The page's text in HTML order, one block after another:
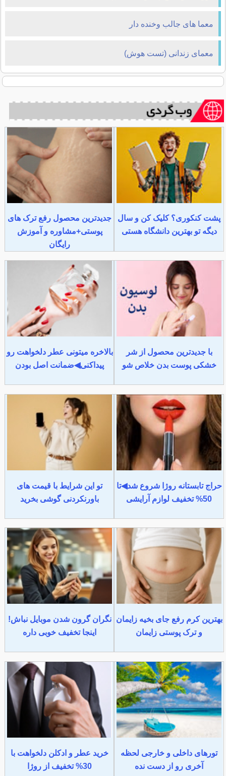
معما های جالب وخنده دار
معمای زندانی (تست هوش)
پشت کنکوری؟ کلیک کن و سال
دیگه تو بهترین دانشگاه هستی
جدیدترین محصول رفع ترک های
پوستی+مشاوره و آموزش
رایگان
با جدیدترین محصول از شر
خشکی پوست بدن خلاص شو
بالاخره میتونی عطر دلخواهت رو
پیداکنی◀ضمانت اصل بودن
حراج تابستانه روژا شروع شد◀تا
50% تخفیف لوازم آرایشی
تو این شرایط با قیمت های
باورنکردنی گوشی بخرید
بهترین کرم رفع جای بخیه زایمان
و ترک پوستی زایمان
نگران گرون شدن موبایل نباش!
اینجا تخفیف خوبی داره
تورهای داخلی و خارجی لحظه
آخری رو از دست نده
خرید عطر و ادکلن دلخواهت با
30% تخفیف از روژا